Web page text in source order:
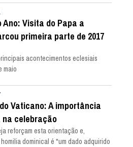
Ano: Visita do Papa a
primeira parte de 2017
acontecimentos eclesiais
maio
Vaticano: A importância
na celebração
reforçam esta orientação e,
dominical é "um dado adquirido